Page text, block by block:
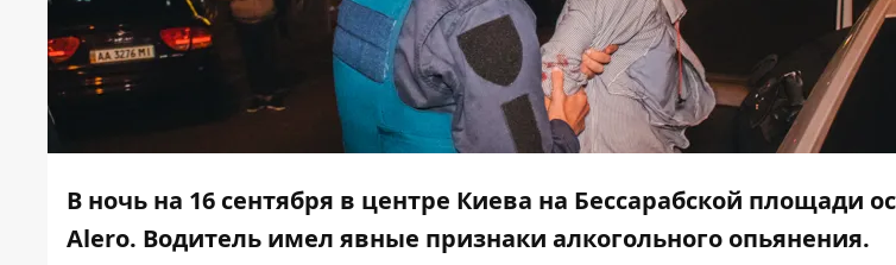
В ночь на 16 сентября в центре Киева на Бессарабской площади
Alero. Водитель имел явные признаки алкогольного опьянения.